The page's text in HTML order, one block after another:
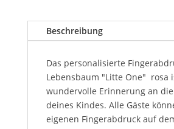
Menge
Beschreibung
Das personalisierte
Lebensbaum "Litte One" rosa
wundervolle Erinnerung an
deines Kindes. Alle Gäste
eigenen Fingerabdruck auf